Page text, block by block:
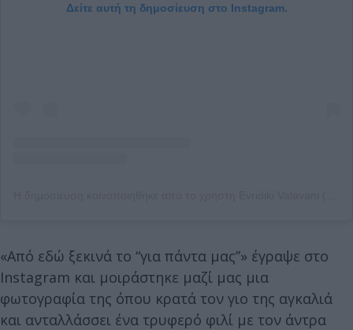
Δείτε αυτή τη δημοσίευση στο Instagram.
«Από εδώ ξεκινά το “για πάντα μας”» έγραψε στο
Instagram και μοιράστηκε μαζί μας μια
φωτογραφία της όπου κρατά τον γιο της αγκαλιά
και ανταλλάσσει ένα τρυφερό φιλί με τον άντρα